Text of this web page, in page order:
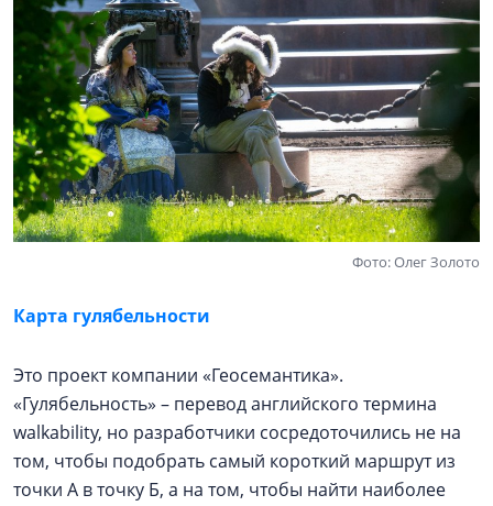
Фото: Олег Золото
Карта гулябельности
Это проект компании «Геосемантика».
«Гулябельность» – перевод английского термина
walkability, но разработчики сосредоточились не на
том, чтобы подобрать самый короткий маршрут из
точки А в точку Б, а на том, чтобы найти наиболее